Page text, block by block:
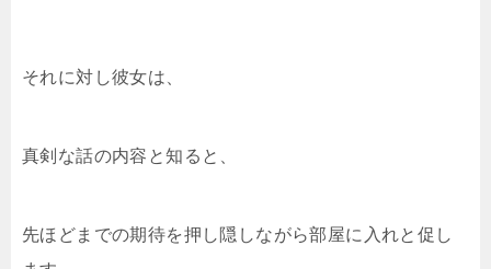
それに対し彼女は、
真剣な話の内容と知ると、
先ほどまでの期待を押し隠しながら部屋に入れと促し